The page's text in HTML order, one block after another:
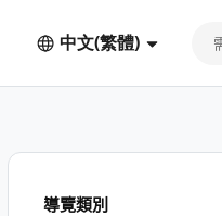
中文(繁體)
導覽類別